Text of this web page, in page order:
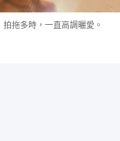
拖多時，一直高調曬愛。